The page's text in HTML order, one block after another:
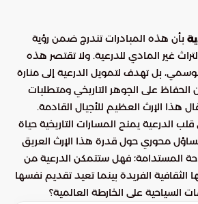
بأن هذه المبادرات تندرج ضمن رؤية
غير المادي للدرعية. ولا تقتصر هذه
بل تهدف لتمويل الدرعية إلى منارة
الحفاظ على الجوهر التاريخي ومتطلبات
هذا الإرث العظيم للأجيال القادمة.
الدرعية يمنح المسارات التاريخية حياة
محوري حول قدرة هذا الإرث العريق
المستدامة؛ فهل ستتمكن الدرعية من
الفريدة بينما تعيد تقديم نفسها
السياحية على الخارطة العالمية؟